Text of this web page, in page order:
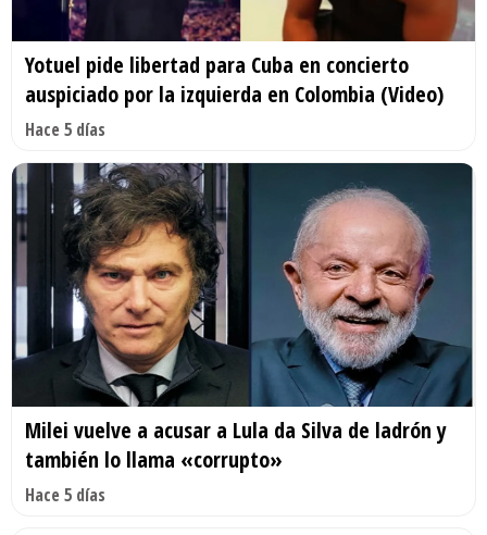
Yotuel pide libertad para Cuba en concierto
auspiciado por la izquierda en Colombia (Video)
Hace 5 días
Milei vuelve a acusar a Lula da Silva de ladrón y
también lo llama «corrupto»
Hace 5 días